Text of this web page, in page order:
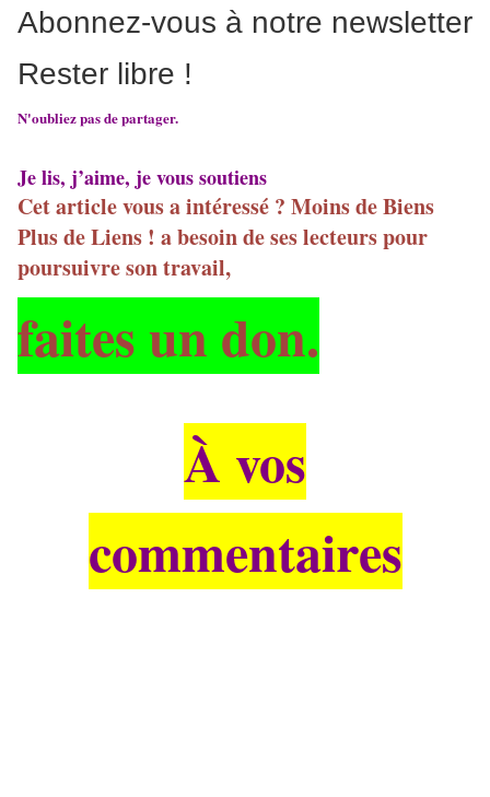
Abonnez-vous à notre newsletter
Rester libre !
N'oubliez pas de partager.
Je lis, j’aime, je vous soutiens
Cet article vous a intéressé ? Moins de Biens
Plus de Liens ! a besoin de ses lecteurs pour
poursuivre son travail,
faites un don.
À vos
commentaires